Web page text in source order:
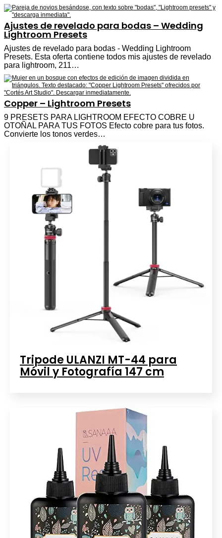
Ajustes de revelado para bodas – Wedding
Lightroom Presets
Ajustes de revelado para bodas - Wedding Lightroom
Presets. Esta oferta contiene todos mis ajustes de revelado
para lightroom, 211…
Copper – Lightroom Presets
9 PRESETS PARA LIGHTROOM EFECTO COBRE U
OTOÑAL PARA TUS FOTOS Efecto cobre para tus fotos.
Convierte los tonos verdes…
Tripode ULANZI MT-44 para
Móvil y Fotografía 147 cm